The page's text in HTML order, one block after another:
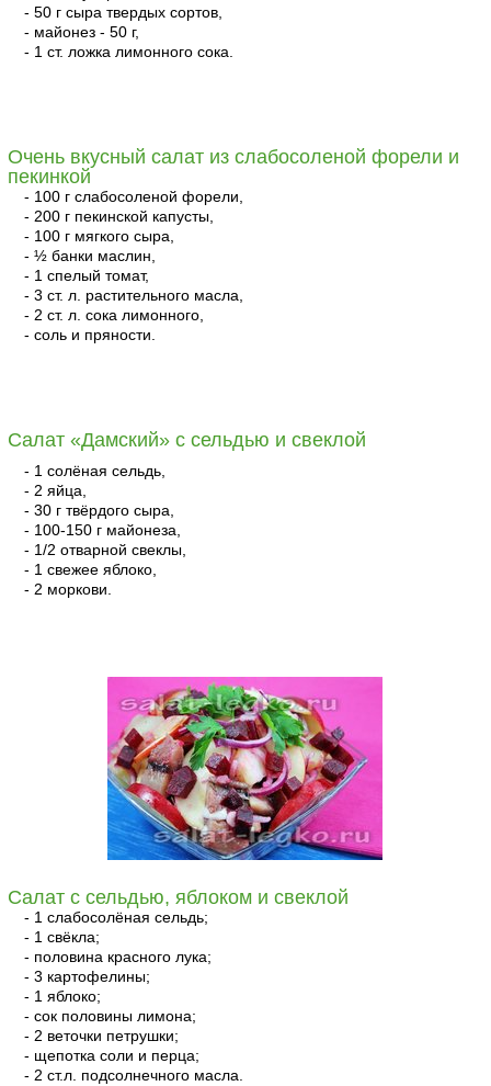
- 50 г сыра твердых сортов,
- майонез - 50 г,
- 1 ст. ложка лимонного сока.
Очень вкусный салат из слабосоленой форели и
пекинкой
- 100 г слабосоленой форели,
- 200 г пекинской капусты,
- 100 г мягкого сыра,
- ½ банки маслин,
- 1 спелый томат,
- 3 ст. л. растительного масла,
- 2 ст. л. сока лимонного,
- соль и пряности.
Салат «Дамский» с сельдью и свеклой
- 1 солёная сельдь,
- 2 яйца,
- 30 г твёрдого сыра,
- 100-150 г майонеза,
- 1/2 отварной свеклы,
- 1 свежее яблоко,
- 2 моркови.
Салат с сельдью, яблоком и свеклой
- 1 слабосолёная сельдь;
- 1 свёкла;
- половина красного лука;
- 3 картофелины;
- 1 яблоко;
- сок половины лимона;
- 2 веточки петрушки;
- щепотка соли и перца;
- 2 ст.л. подсолнечного масла.